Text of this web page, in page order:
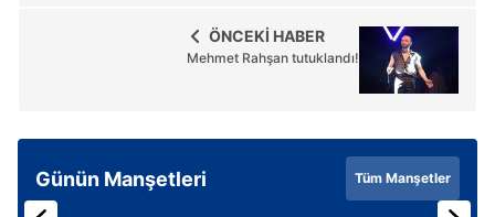
ÖNCEKİ HABER
Mehmet Rahşan tutuklandı!
Günün Manşetleri Tüm Manşetler